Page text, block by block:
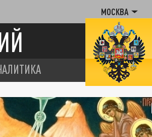
МОСКВА